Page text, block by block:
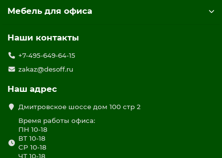
Мебель для офиса
Наши контакты
+7-495-649-64-15
zakaz@desoff.ru
Наш адрес
Дмитровское шоссе дом 100 стр 2
Время работы офиса:
ПН 10-18
ВТ 10-18
СР 10-18
ЧТ 10-18